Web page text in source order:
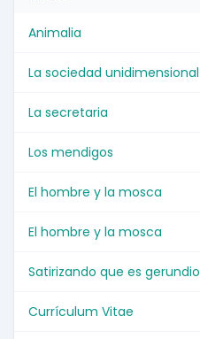
Animalia
La sociedad unidimensional
La secretaria
Los mendigos
El hombre y la mosca
El hombre y la mosca
Satirizando que es gerundio
Currículum Vitae